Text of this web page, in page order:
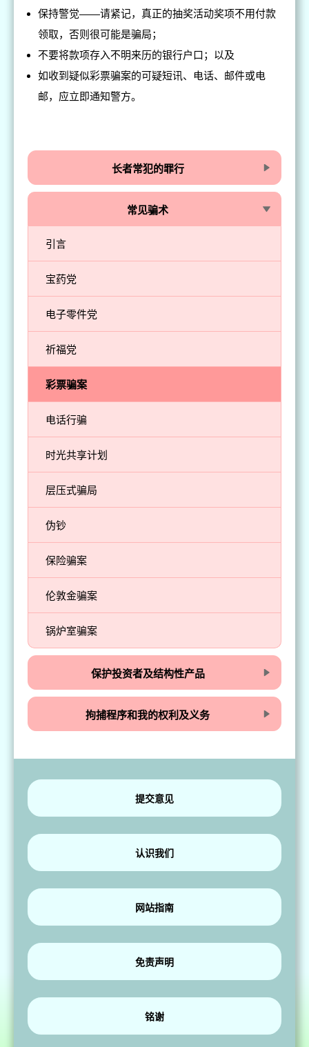
保持警觉——请紧记，真正的抽奖活动奖项不用付款
领取，否则很可能是骗局；
不要将款项存入不明来历的银行户口；以及
如收到疑似彩票骗案的可疑短讯、电话、邮件或电
邮，应立即通知警方。
长者常犯的罪行
常见骗术
锅炉室骗案
伦敦金骗案
保险骗案
伪钞
层压式骗局
时光共享计划
电话行骗
彩票骗案
祈福党
电子零件党
宝药党
引言
保护投资者及结构性产品
拘捕程序和我的权利及义务
提交意见
认识我们
网站指南
免责声明
铭谢